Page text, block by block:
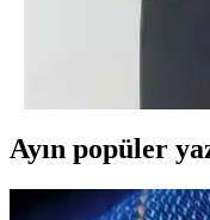
Bu karşılaştırmada
modellerinin tasarım,
Ayın popüler